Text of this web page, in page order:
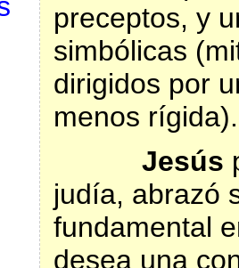
preceptos, y
simbólicas
dirigidos por
menos rígida).
Jesús
judía, abrazó
fundamental
desea una